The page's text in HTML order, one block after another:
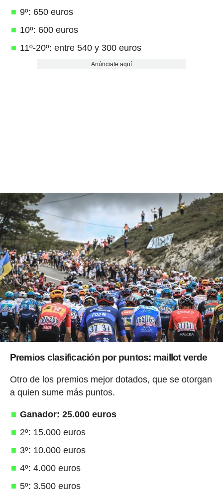
9º: 650 euros
10º: 600 euros
11º-20º: entre 540 y 300 euros
Anúnciate aquí
Premios clasificación por puntos: maillot verde
Otro de los premios mejor dotados, que se otorgan
a quien sume más puntos.
Ganador: 25.000 euros
2º: 15.000 euros
3º: 10.000 euros
4º: 4.000 euros
5º: 3.500 euros